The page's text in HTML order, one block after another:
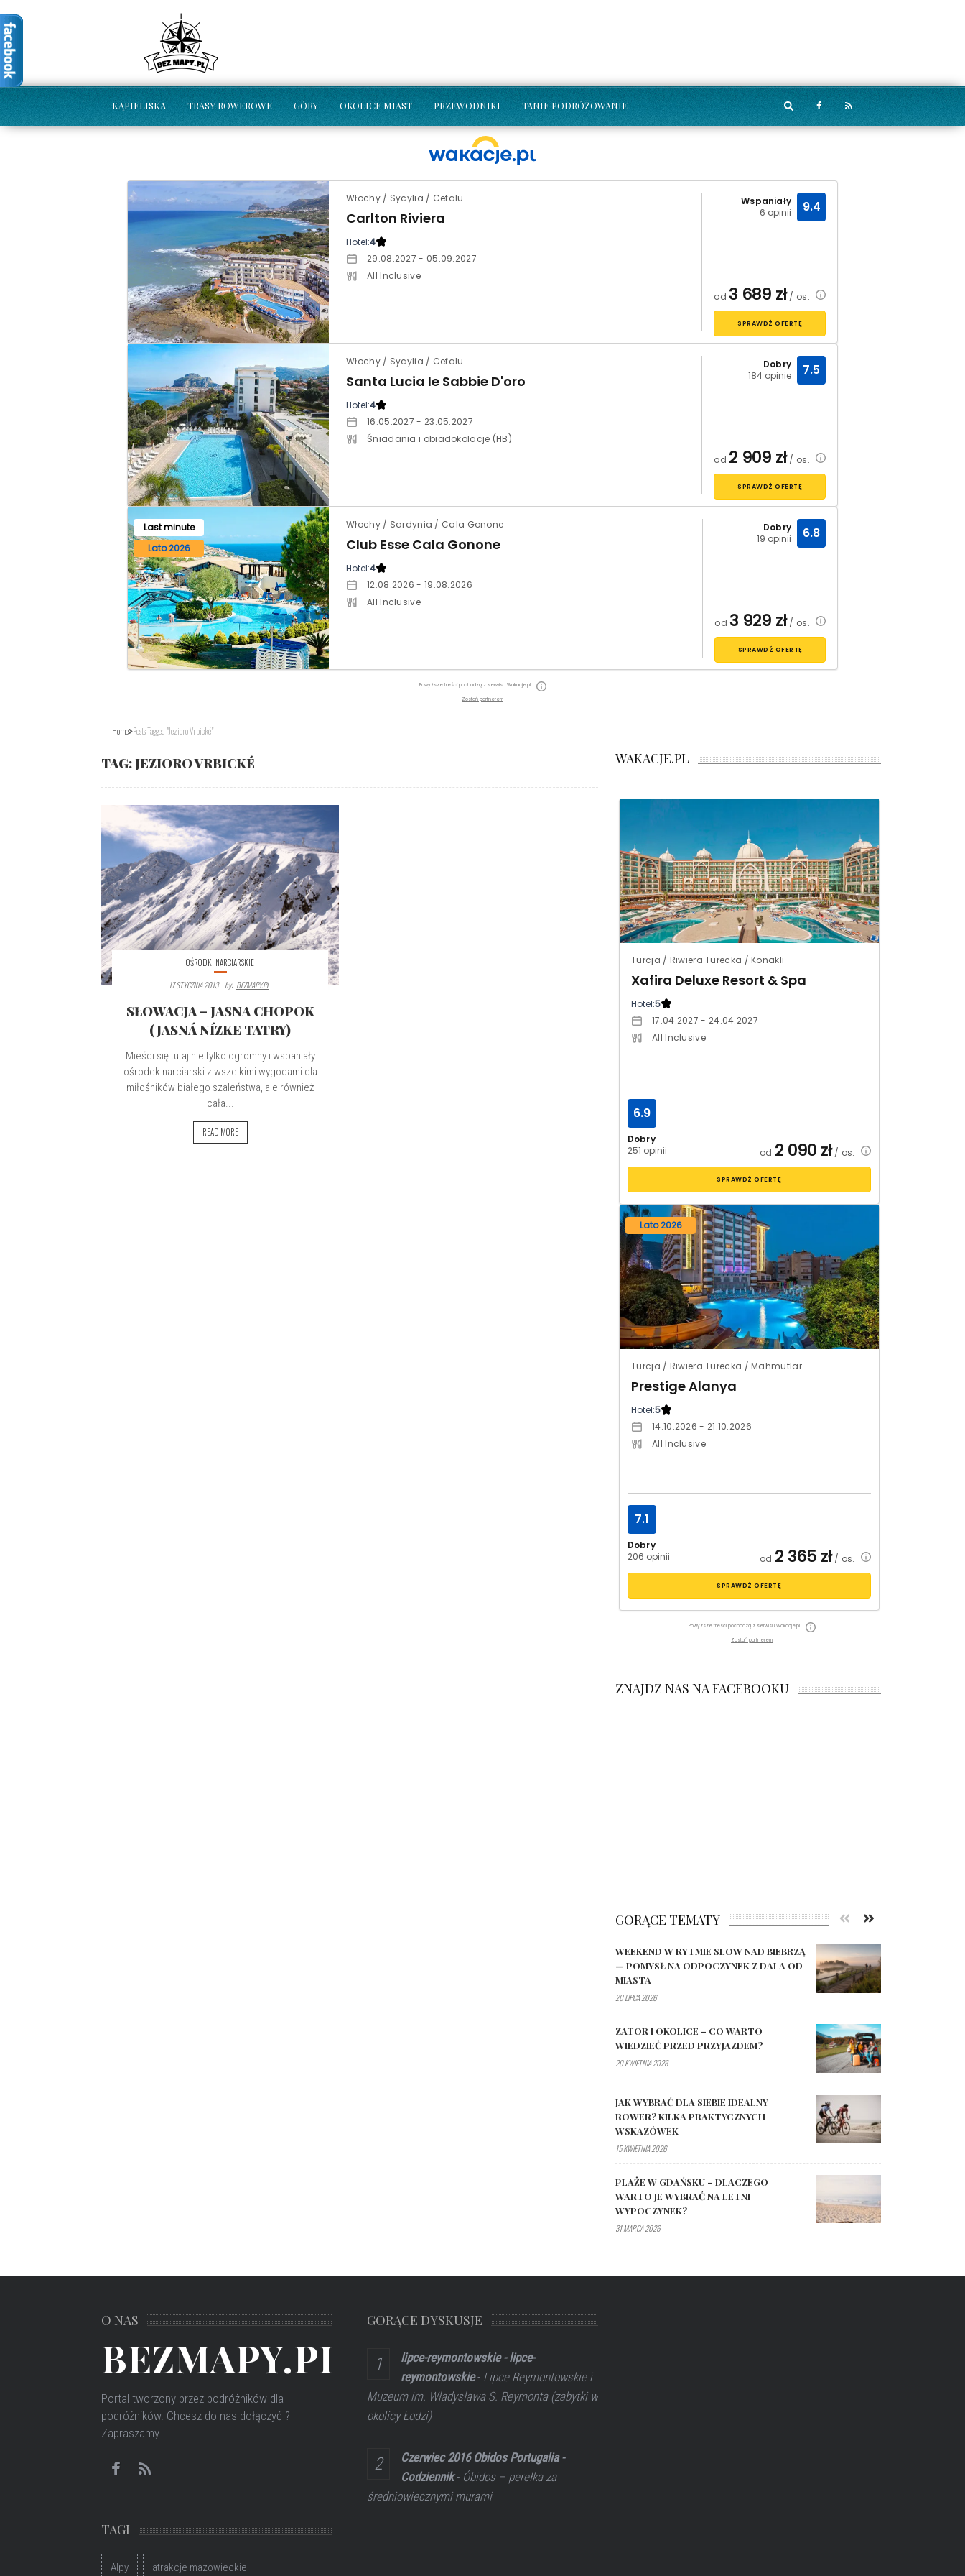
KĄPIELISKA TRASY ROWEROWE GÓRY OKOLICE MIAST PRZEWODNIKI TANIE PODRÓŻOWANIE
Włochy / Sycylia / Cefalu
Carlton Riviera
Hotel:4
29.08.2027 - 05.09.2027
All Inclusive
Wspaniały
6 opinii
9.4
od 3 689 zł/ os.
SPRAWDŹ OFERTĘ
Włochy / Sycylia / Cefalu
Santa Lucia le Sabbie D'oro
Hotel:4
16.05.2027 - 23.05.2027
Śniadania i obiadokolacje (HB)
Dobry
184 opinie
7.5
od 2 909 zł/ os.
SPRAWDŹ OFERTĘ
Last minute
Lato 2026
Włochy / Sardynia / Cala Gonone
Club Esse Cala Gonone
Hotel:4
12.08.2026 - 19.08.2026
All Inclusive
Dobry
19 opinii
6.8
od 3 929 zł/ os.
SPRAWDŹ OFERTĘ
Powyższe treści pochodzą z serwisu Wakacje.pl
Zostań partnerem
Home Posts Tagged "jezioro Vrbické"
TAG: JEZIORO VRBICKÉ
OŚRODKI NARCIARSKIE
17 STYCZNIA 2013 By: BEZMAPY.PL
SŁOWACJA – JASNA CHOPOK
(JASNÁ NÍZKE TATRY)
Mieści się tutaj nie tylko ogromny i wspaniały
ośrodek narciarski z wszelkimi wygodami dla
miłośników białego szaleństwa, ale również
cała...
READ MORE
WAKACJE.PL
Turcja / Riwiera Turecka / Konakli
Xafira Deluxe Resort & Spa
Hotel:5
17.04.2027 - 24.04.2027
All Inclusive
Dobry
251 opinii
6.9
od 2 090 zł/ os.
SPRAWDŹ OFERTĘ
Lato 2026
Turcja / Riwiera Turecka / Mahmutlar
Prestige Alanya
Hotel:5
14.10.2026 - 21.10.2026
All Inclusive
Dobry
206 opinii
7.1
od 2 365 zł/ os.
SPRAWDŹ OFERTĘ
Powyższe treści pochodzą z serwisu Wakacje.pl
Zostań partnerem
ZNAJDZ NAS NA FACEBOOKU
GORĄCE TEMATY
WEEKEND W RYTMIE SLOW NAD BIEBRZĄ
— POMYSŁ NA ODPOCZYNEK Z DALA OD
MIASTA
20 LIPCA 2026
ZATOR I OKOLICE – CO WARTO
WIEDZIEĆ PRZED PRZYJAZDEM?
20 KWIETNIA 2026
JAK WYBRAĆ DLA SIEBIE IDEALNY
ROWER? KILKA PRAKTYCZNYCH
WSKAZÓWEK
15 KWIETNIA 2026
PLAŻE W GDAŃSKU – DLACZEGO
WARTO JE WYBRAĆ NA LETNI
WYPOCZYNEK?
31 MARCA 2026
O NAS
BEZMAPY.PL
Portal tworzony przez podróżników dla
podróżników. Chcesz do nas dołączyć ?
Zapraszamy.
TAGI
Alpy atrakcje mazowieckie
GORĄCE DYSKUSJE
lipce-reymontowskie - lipce-
reymontowskie- Lipce Reymontowskie i
Muzeum im. Władysława S. Reymonta (zabytki w
okolicy Łodzi)
Czerwiec 2016 Obidos Portugalia -
Codziennik- Óbidos – perełka za
średniowiecznymi murami